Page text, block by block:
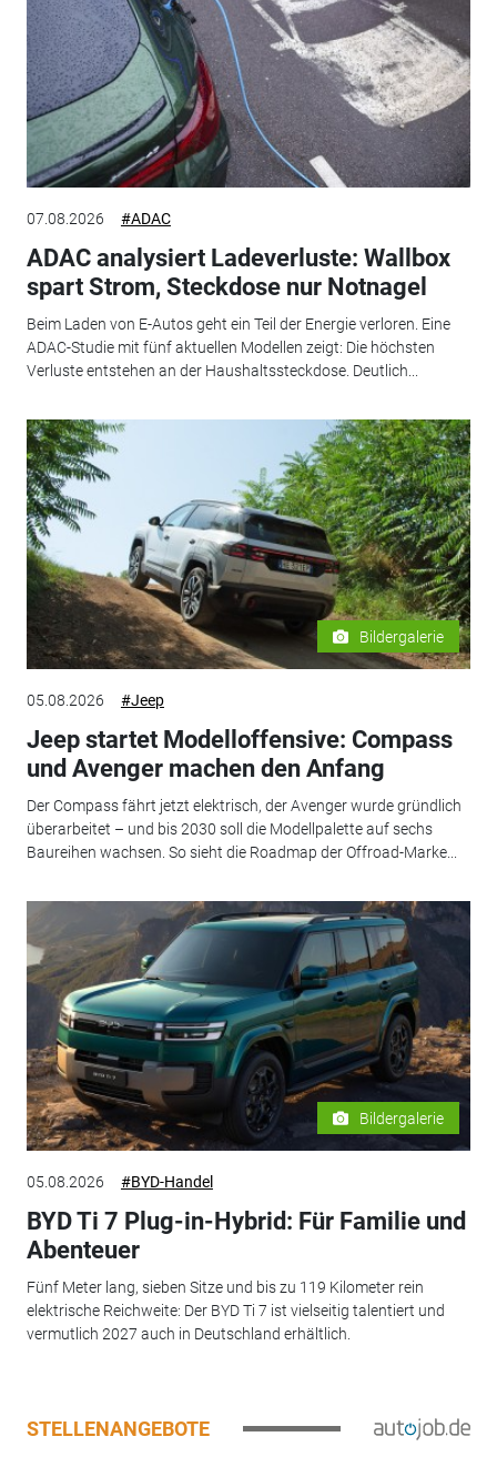
07.08.2026 #ADAC
ADAC analysiert Ladeverluste: Wallbox
spart Strom, Steckdose nur Notnagel
Beim Laden von E-Autos geht ein Teil der Energie verloren. Eine
ADAC-Studie mit fünf aktuellen Modellen zeigt: Die höchsten
Verluste entstehen an der Haushaltssteckdose. Deutlich...
Bildergalerie
05.08.2026 #Jeep
Jeep startet Modelloffensive: Compass
und Avenger machen den Anfang
Der Compass fährt jetzt elektrisch, der Avenger wurde gründlich
überarbeitet – und bis 2030 soll die Modellpalette auf sechs
Baureihen wachsen. So sieht die Roadmap der Offroad-Marke...
Bildergalerie
05.08.2026 #BYD-Handel
BYD Ti 7 Plug-in-Hybrid: Für Familie und
Abenteuer
Fünf Meter lang, sieben Sitze und bis zu 119 Kilometer rein
elektrische Reichweite: Der BYD Ti 7 ist vielseitig talentiert und
vermutlich 2027 auch in Deutschland erhältlich.
STELLENANGEBOTE